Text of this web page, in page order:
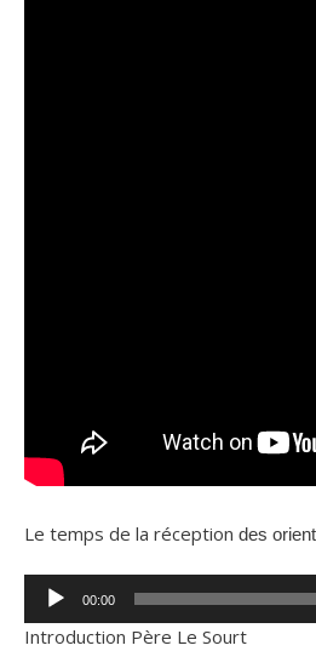
Le temps de la réception des
Lecteur
audio
00:00
Introduction Père Le Sourt